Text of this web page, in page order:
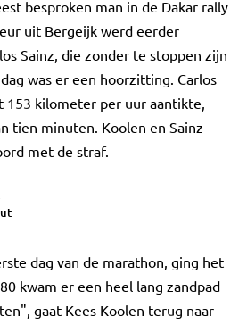
besproken man in de Dakar rally
uit Bergeijk werd eerder
Sainz, die zonder te stoppen zijn
was er een hoorzitting. Carlos
153 kilometer per uur aantikte,
tien minuten. Koolen en Sainz
met de straf.
dag van de marathon, ging het
kwam er een heel lang zandpad
gaat Kees Koolen terug naar